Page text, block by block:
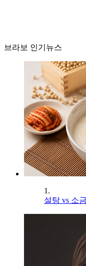
브라보 인기뉴스
1.
설탕 vs 소